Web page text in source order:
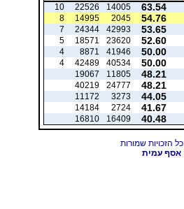
63.54
14005
22526
10
54.76
2045
14995
8
53.65
42993
24344
7
52.60
23620
18571
5
50.00
41946
8871
4
50.00
40534
42489
4
48.21
11805
19067
48.21
24777
40219
44.05
3273
11172
41.67
2724
14184
40.48
16409
16810
אסף עמית